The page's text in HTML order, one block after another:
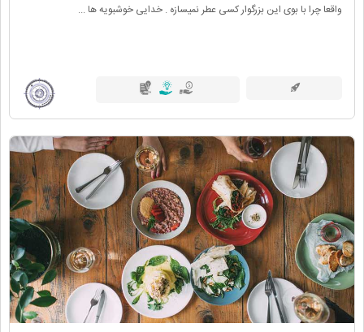
واقعا چرا با بوی این بزرگوار کسی عطر نمیسازه . خدایی خوشبویه ها ...